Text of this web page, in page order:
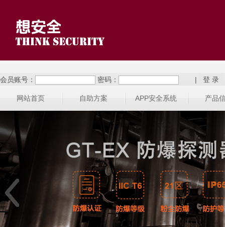
会员账号： 密码： |
网站首页 自助方案 APP安全系统 产品